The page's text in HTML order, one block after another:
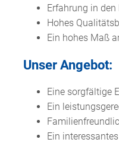
Erfahrung in
Hohes
Ein hohes Maß
Unser Angebot:
Eine sorgfältige
Ein
Ein